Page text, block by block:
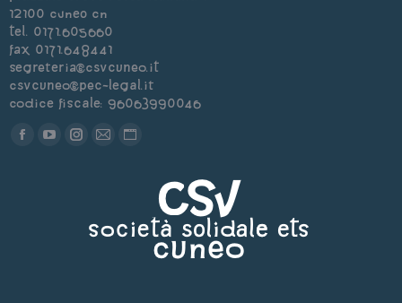
12100 Cuneo CN
Tel. 0171.605660
Fax 0171.648441
segreteria@csvcuneo.it
csvcuneo@pec-legal.it
Codice Fiscale: 96063990046
Find us on:
Facebook
YouTubeInstagram
new new
opens
in